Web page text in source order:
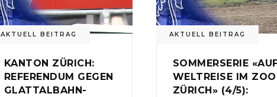
AKTUELL BEITRAG
KANTON ZÜRICH:
REFERENDUM GEGEN
GLATTALBAHN-
AKTUELL BEITRAG
SOMMERSERIE
WELTREISE IM ZOO
ZÜRICH» (4/5):